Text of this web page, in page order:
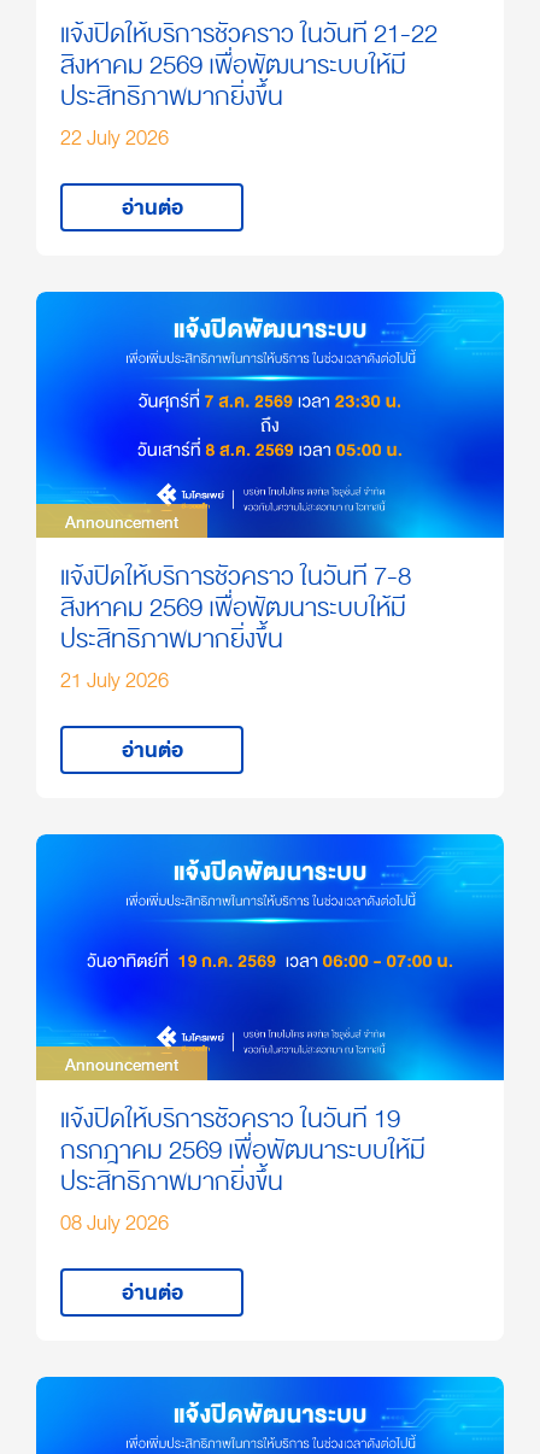
แจ้งปิดให้บริการชั่วคราว ในวันที่ 21-22
สิงหาคม 2569 เพื่อพัฒนาระบบให้มี
ประสิทธิภาพมากยิ่งขึ้น
22 July 2026
อ่านต่อ
Announcement
Announcement
แจ้งปิดให้บริการชั่วคราว ในวันที่ 7-8
สิงหาคม 2569 เพื่อพัฒนาระบบให้มี
ประสิทธิภาพมากยิ่งขึ้น
21 July 2026
อ่านต่อ
Announcement
Announcement
แจ้งปิดให้บริการชั่วคราว ในวันที่ 19
กรกฎาคม 2569 เพื่อพัฒนาระบบให้มี
ประสิทธิภาพมากยิ่งขึ้น
08 July 2026
อ่านต่อ